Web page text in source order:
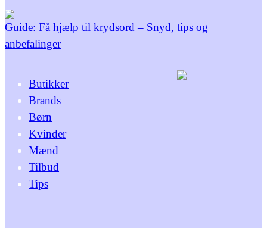
Guide: Få hjælp til krydsord – Snyd, tips og
anbefalinger
Butikker
Brands
Børn
Kvinder
Mænd
Tilbud
Tips